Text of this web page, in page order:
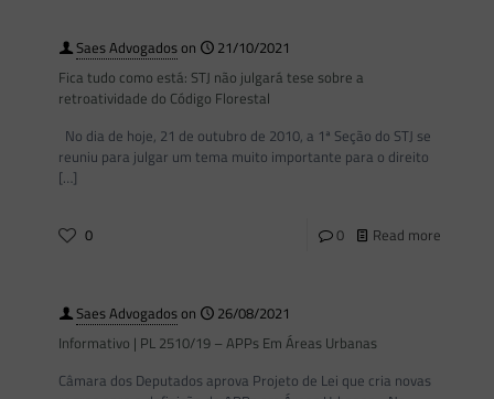
Saes Advogadoson
21/10/2021
Fica tudo como está: STJ não julgará tese sobre a
retroatividade do Código Florestal
No dia de hoje, 21 de outubro de 2010, a 1ª Seção do STJ se
reuniu para julgar um tema muito importante para o direito
[…]
0 0 Read more
Saes Advogadoson
26/08/2021
Informativo | PL 2510/19 – APPs Em Áreas Urbanas
Câmara dos Deputados aprova Projeto de Lei que cria novas